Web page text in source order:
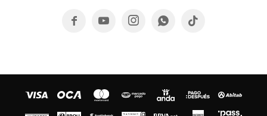
    